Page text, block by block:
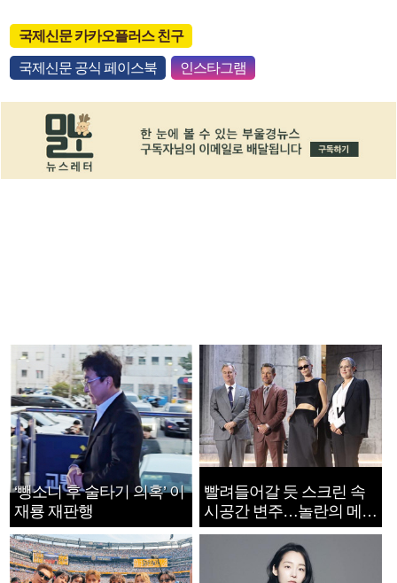
국제신문 카카오플러스 친구
국제신문 공식 페이스북 인스타그램
‘뺑소니 후 술타기 의혹’ 이
재룡 재판행
빨려들어갈 듯 스크린 속
시공간 변주…놀란의 메시
지는 ‘전쟁 속죄’